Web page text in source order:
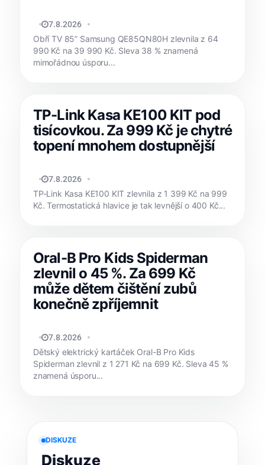
MATYÁŠ KOZÁK
7.8.2026
Obří TV 85” Samsung QE85QN80H zlevnila z 64
990 Kč na 39 990 Kč. Sleva 38 % znamená
mimořádnou úsporu...
TP-Link Kasa KE100 KIT pod
tisícovkou. Za 999 Kč je chytré
topení mnohem dostupnější
JAN HOLEŠ
7.8.2026
TP-Link Kasa KE100 KIT zlevnila z 1 399 Kč na 999
Kč. Termostatická hlavice je tak levnější o 400 Kč...
Oral-B Pro Kids Spiderman
zlevnil o 45 %. Za 699 Kč
může dětem čištění zubů
konečně zpříjemnit
MATYÁŠ KOZÁK
7.8.2026
Dětský elektrický kartáček Oral-B Pro Kids
Spiderman zlevnil z 1 271 Kč na 699 Kč. Sleva 45 %
znamená úsporu...
DISKUZE
Diskuze